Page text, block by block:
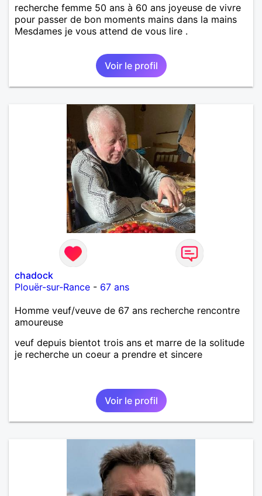
recherche femme 50 ans à 60 ans joyeuse de vivre
pour passer de bon moments mains dans la mains
Mesdames je vous attend de vous lire .
Voir le profil
chadock
Plouër-sur-Rance - 67 ans
Homme veuf/veuve de 67 ans recherche rencontre
amoureuse
veuf depuis bientot trois ans et marre de la solitude
je recherche un coeur a prendre et sincere
Voir le profil